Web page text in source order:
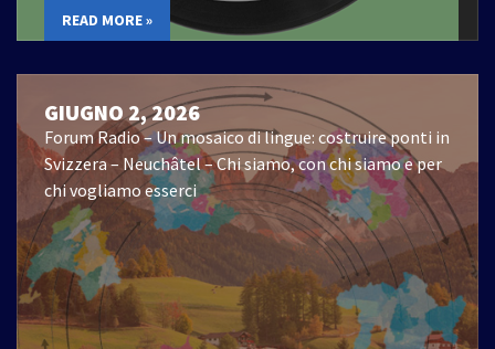
READ MORE »
GIUGNO 2, 2026
Forum Radio – Un mosaico di lingue: costruire ponti in
Svizzera – Neuchâtel – Chi siamo, con chi siamo e per
chi vogliamo esserci